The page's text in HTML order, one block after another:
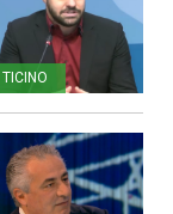
TICINO